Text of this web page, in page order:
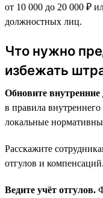
от 10 000 до 20 000 ₽
должностных лиц.
Что нужно
избежать
Обновите
в правила
локальные
Расскажите
отгулов и компенсаций.
Ведите учёт отгулов.